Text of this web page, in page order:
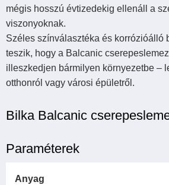
mégis hosszú évtizedekig ellenáll a
viszonyoknak.
Széles színválasztéka és korrózióálló
teszik, hogy a Balcanic
illeszkedjen bármilyen környezetbe –
otthonról vagy városi épületről.
Bilka Balcanic
Paraméterek
Anyag